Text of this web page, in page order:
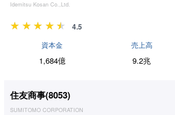
Idemitsu Kosan Co.,Ltd.
4.5
資本金
1,684億
売上高
9.2兆
住友商事(8053)
SUMITOMO CORPORATION